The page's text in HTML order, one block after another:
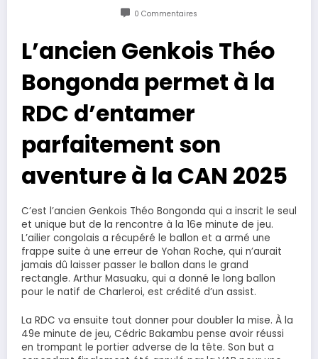
0 Commentaires
L’ancien Genkois Théo
Bongonda permet à la
RDC d’entamer
parfaitement son
aventure à la CAN 2025
C’est l’ancien Genkois Théo Bongonda qui a inscrit le seul
et unique but de la rencontre à la 16e minute de jeu.
L’ailier congolais a récupéré le ballon et a armé une
frappe suite à une erreur de Yohan Roche, qui n’aurait
jamais dû laisser passer le ballon dans le grand
rectangle. Arthur Masuaku, qui a donné le long ballon
pour le natif de Charleroi, est crédité d’un assist.
La RDC va ensuite tout donner pour doubler la mise. À la
49e minute de jeu, Cédric Bakambu pense avoir réussi
en trompant le portier adverse de la tête. Son but a